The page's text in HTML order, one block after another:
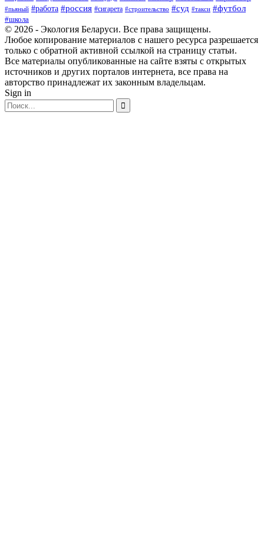
#пьяный #работа #россия #сигарета #строительство #суд #такси #футбол
#школа
© 2026 - Экология Беларуси. Все права защищены.
Любое копирование материалов с нашего ресурса разрешается
только с обратной активной ссылкой на страницу статьи.
Все материалы опубликованные на сайте взяты с открытых
источников и других порталов интернета, все права на
авторство принадлежат их законным владельцам.
Sign in